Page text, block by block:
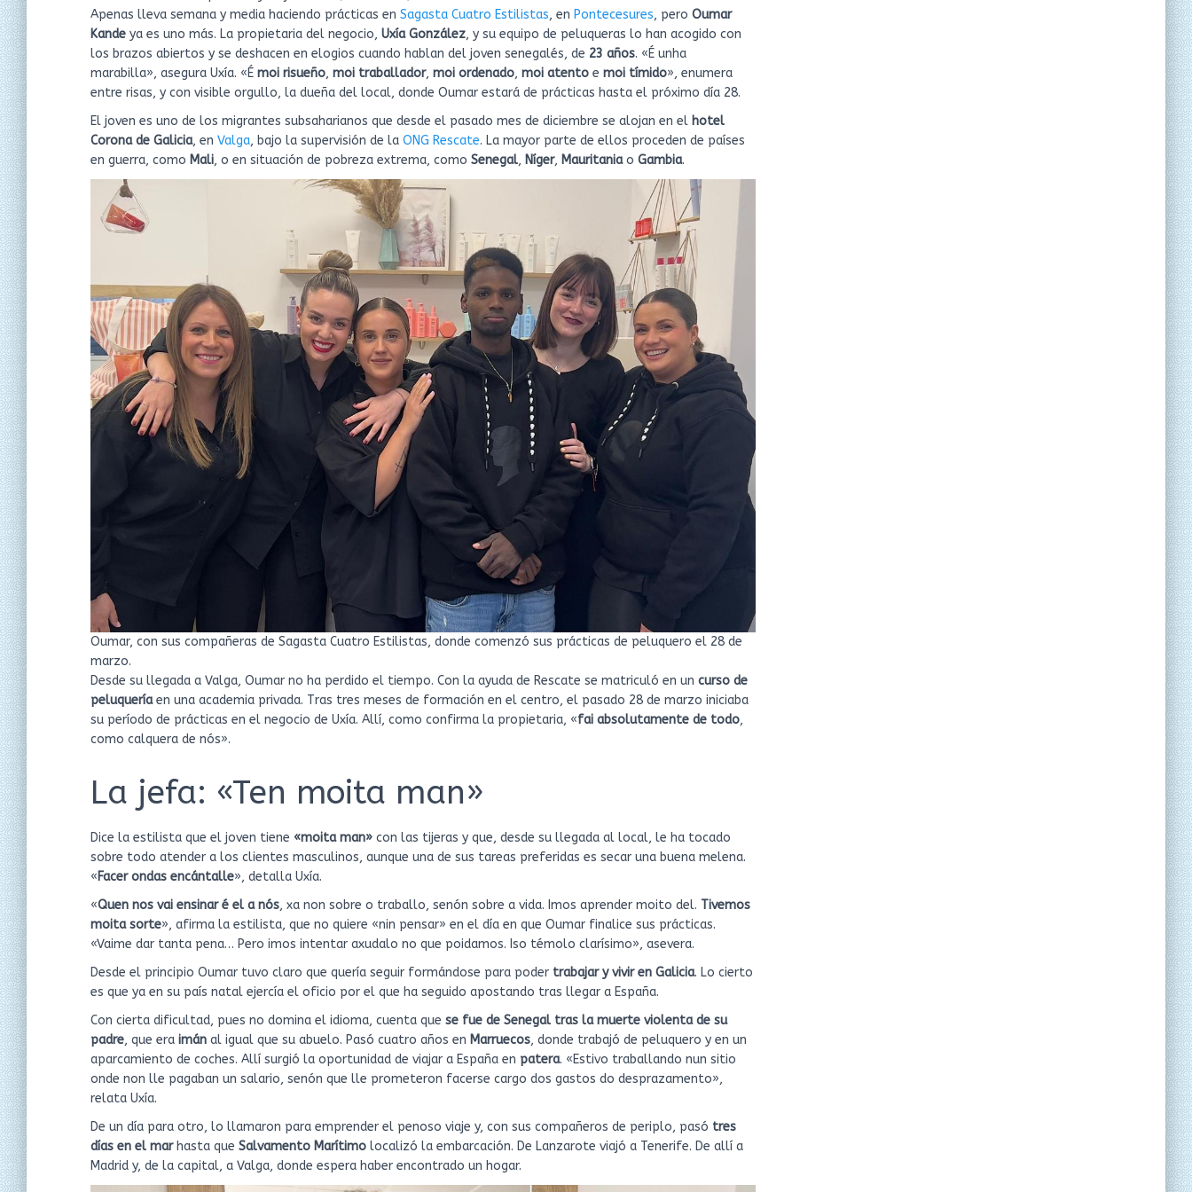
Apenas lleva semana y media haciendo prácticas en Sagasta Cuatro Estilistas, en Pontecesures, pero Oumar
Kande ya es uno más. La propietaria del negocio, Uxía González, y su equipo de peluqueras lo han acogido con
los brazos abiertos y se deshacen en elogios cuando hablan del joven senegalés, de 23 años. «É unha
marabilla», asegura Uxía. «É moi risueño, moi traballador, moi ordenado, moi atento e moi tímido», enumera
entre risas, y con visible orgullo, la dueña del local, donde Oumar estará de prácticas hasta el próximo día 28.
El joven es uno de los migrantes subsaharianos que desde el pasado mes de diciembre se alojan en el hotel
Corona de Galicia, en Valga, bajo la supervisión de la ONG Rescate. La mayor parte de ellos proceden de países
en guerra, como Mali, o en situación de pobreza extrema, como Senegal, Níger, Mauritaniao Gambia.
Oumar, con sus compañeras de Sagasta Cuatro Estilistas, donde comenzó sus prácticas de peluquero el 28 de
marzo.
Desde su llegada a Valga, Oumar no ha perdido el tiempo. Con la ayuda de Rescate se matriculó en un curso de
peluqueríaen una academia privada. Tras tres meses de formación en el centro, el pasado 28 de marzo iniciaba
su período de prácticas en el negocio de Uxía. Allí, como confirma la propietaria, «fai absolutamente de todo,
como calquera de nós».
La jefa: «Ten moita man»
Dice la estilista que el joven tiene «moita man» con las tijeras y que, desde su llegada al local, le ha tocado
sobre todo atender a los clientes masculinos, aunque una de sus tareas preferidas es secar una buena melena.
«Facer ondas encántalle», detalla Uxía.
«Quen nos vai ensinar é el a nós, xa non sobre o traballo, senón sobre a vida. Imos aprender moito del. Tivemos
moita sorte», afirma la estilista, que no quiere «nin pensar» en el día en que Oumar finalice sus prácticas.
«Vaime dar tanta pena… Pero imos intentar axudalo no que poidamos. Iso témolo clarísimo», asevera.
Desde el principio Oumar tuvo claro que quería seguir formándose para poder trabajar y vivir en Galicia. Lo cierto
es que ya en su país natal ejercía el oficio por el que ha seguido apostando tras llegar a España.
Con cierta dificultad, pues no domina el idioma, cuenta que se fue de Senegal tras la muerte violenta de su
padre, que era imán al igual que su abuelo. Pasó cuatro años en Marruecos, donde trabajó de peluquero y en un
aparcamiento de coches. Allí surgió la oportunidad de viajar a España en patera. «Estivo traballando nun sitio
onde non lle pagaban un salario, senón que lle prometeron facerse cargo dos gastos do desprazamento»,
relata Uxía.
De un día para otro, lo llamaron para emprender el penoso viaje y, con sus compañeros de periplo, pasó tres
días en el marhasta que Salvamento Marítimo localizó la embarcación. De Lanzarote viajó a Tenerife. De allí a
Madrid y, de la capital, a Valga, donde espera haber encontrado un hogar.